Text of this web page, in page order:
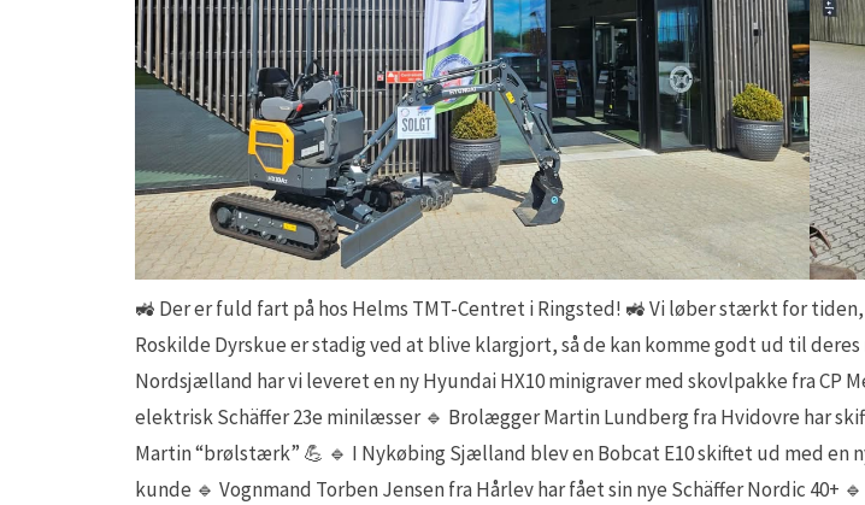
🚜 Der er fuld fart på hos Helms TMT-Centret i Ringsted! 🚜 Vi løber stærkt for
Roskilde Dyrskue er stadig ved at blive klargjort, så de kan komme godt ud til
Nordsjælland har vi leveret en ny Hyundai HX10 minigraver med skovlpakke fra
elektrisk Schäffer 23e minilæsser 🔹 Brolægger Martin Lundberg fra Hvidovre har
Martin “brølstærk” 💪 🔹 I Nykøbing Sjælland blev en Bobcat E10 skiftet ud med en
kunde 🔹 Vognmand Torben Jensen fra Hårlev har fået sin nye Schäffer Nordic 40+